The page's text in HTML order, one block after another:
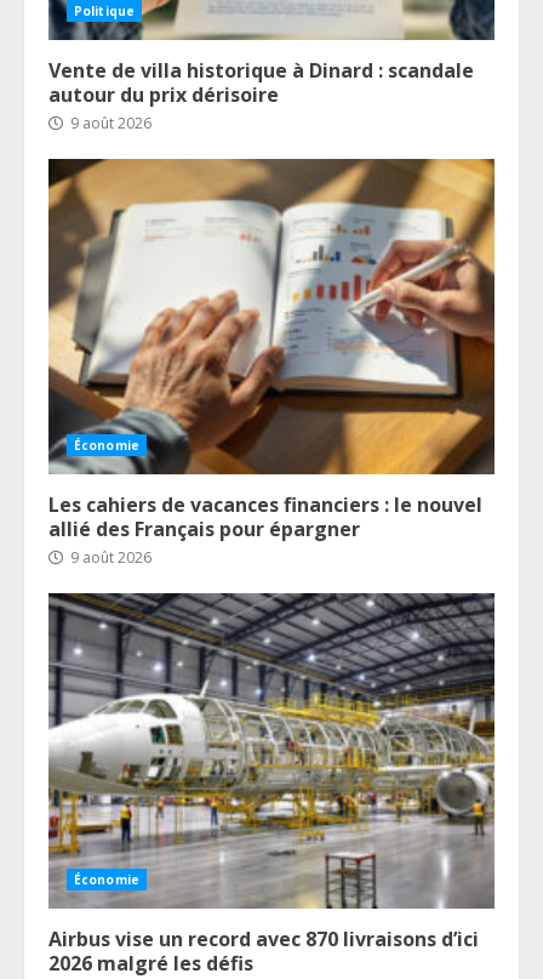
Politique
Vente de villa historique à Dinard : scandale
autour du prix dérisoire
9 août 2026
Économie
Les cahiers de vacances financiers : le nouvel
allié des Français pour épargner
9 août 2026
Économie
Airbus vise un record avec 870 livraisons d’ici
2026 malgré les défis